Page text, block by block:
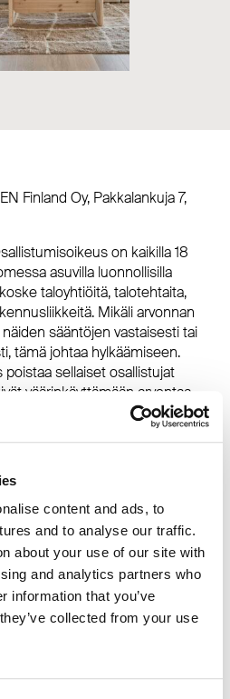
content and ads, to
and to analyse our traffic.
about your use of our site with
and analytics partners who
information that you’ve
collected from your use
Finland Oy, Pakkalankuja 7,
on kaikilla 18
asuvilla luonnollisilla
taloyhtiöitä, talotehtaita,
Mikäli arvonnan
sääntöjen vastaisesti tai
tämä johtaa hylkäämiseen.
poistaa sellaiset osallistujat
väärinkäyttämään arvontaa
järjestäjä ei vastaa teknisistä
tai lukukelvottomista
osallistua 27.1.-31.12.2024
jälkeen vastaanotettuja
Palkinnon arvonta
28.6. ja 21.12. DEN pidättää
kyselyyn